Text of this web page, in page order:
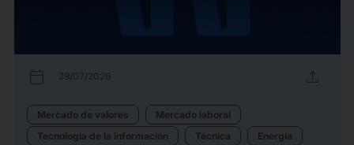
calendar_today 29/07/2026 upload
Mercado de valores
Mercado laboral
Tecnología de la información
Técnica
Energía